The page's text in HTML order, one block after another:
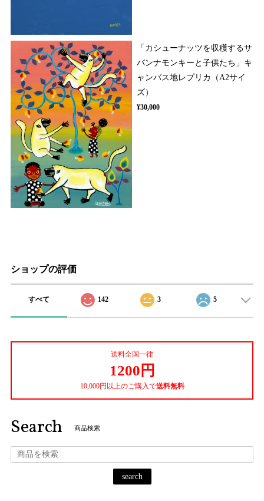
「カシューナッツを収穫するサ
バンナモンキーと子供たち」キ
ャンバス地レプリカ（A2サイ
ズ）
¥30,000
ショップの評価
すべて 142 3 5
送料全国一律
1200円
10,000円以上のご購入で送料無料
Search 商品検索
search